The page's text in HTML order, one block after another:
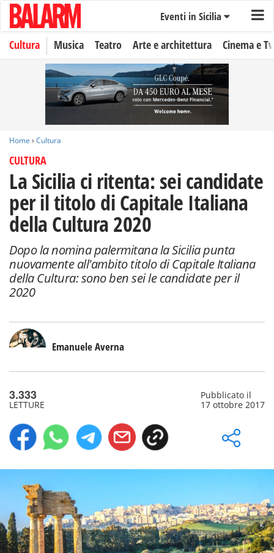
Eventi in Sicilia
Cultura Musica Teatro Arte e architettura Cinema e Tv
Home › Cultura
CULTURA
La Sicilia ci ritenta: sei candidate
per il titolo di Capitale Italiana
della Cultura 2020
Dopo la nomina palermitana la Sicilia punta
nuovamente all'ambito titolo di Capitale Italiana
della Cultura: sono ben sei le candidate per il
2020
Emanuele Averna
3.333
LETTURE
Pubblicato il
17 ottobre 2017